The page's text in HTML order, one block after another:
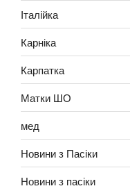
Італійка
Карніка
Карпатка
Матки ШО
мед
Новини з Пасіки
Новини з пасіки